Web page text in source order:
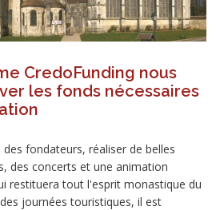
CredoFunding nous
les fonds nécessaires
fondateurs, réaliser de belles
des concerts et une animation
restituera tout l'esprit monastique du
journées touristiques, il est